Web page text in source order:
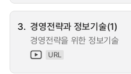
3. 경영전략과 정보기술(1)
경영전략을 위한 정보기술
URL